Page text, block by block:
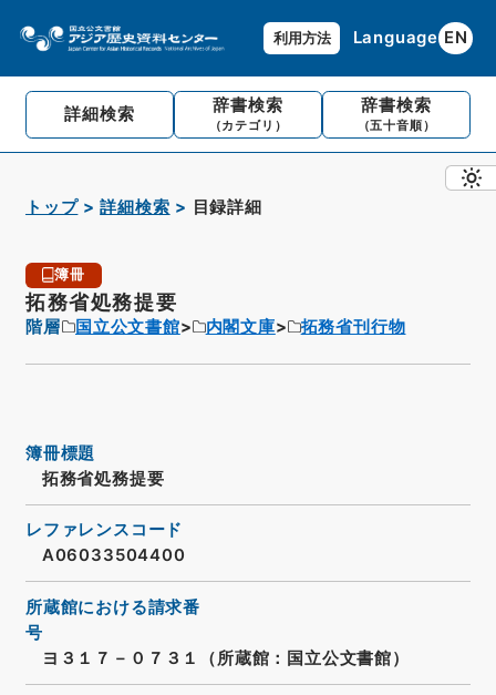
利用方法 Language EN
詳細検索 辞書検索
（カテゴリ）
辞書検索
（五十音順）
トップ 詳細検索 目録詳細
簿冊
拓務省処務提要
階層 国立公文書館 内閣文庫 拓務省刊行物
簿冊標題
拓務省処務提要
レファレンスコード
A06033504400
所蔵館における請求番
号
ヨ３１７－０７３１（所蔵館：国立公文書館）